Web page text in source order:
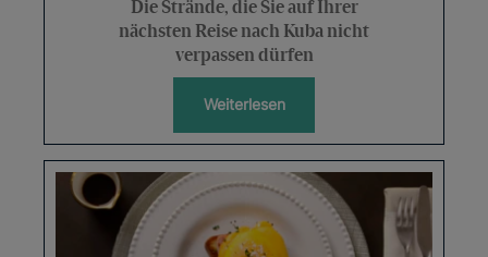
Die Strände, die Sie auf Ihrer
nächsten Reise nach Kuba nicht
verpassen dürfen
Weiterlesen